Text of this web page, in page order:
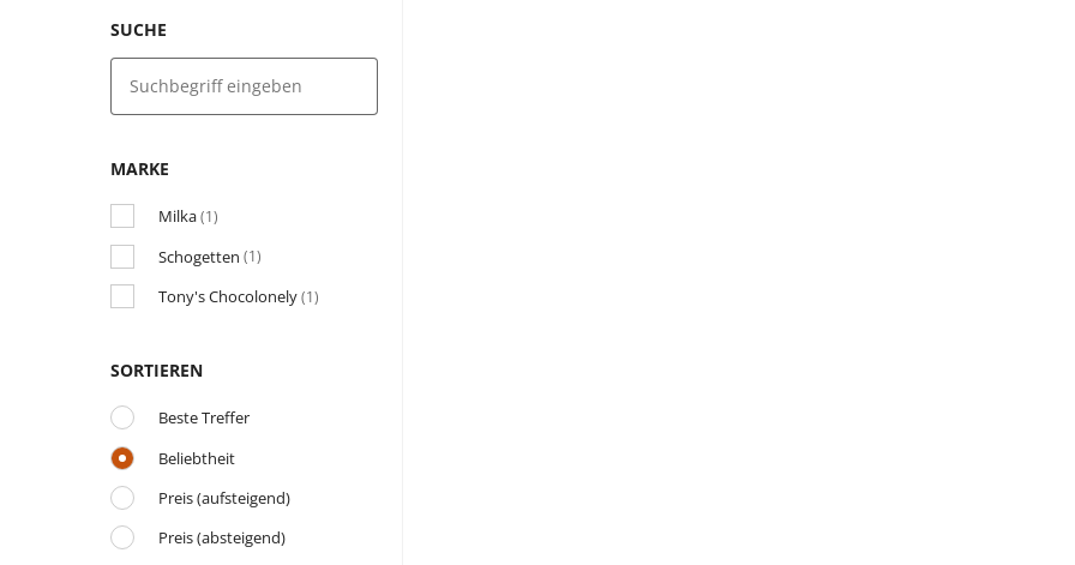
SUCHE
MARKE
Milka(1)
Schogetten (1)
Tony's Chocolonely(1)
SORTIEREN
Beste Treffer
Beliebtheit
Preis (aufsteigend)
Preis (absteigend)